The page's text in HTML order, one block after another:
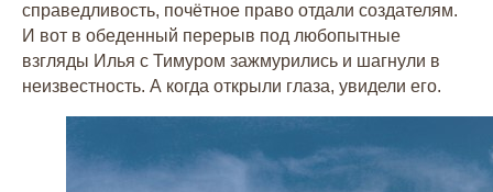
справедливость, почётное право отдали создателям.
И вот в обеденный перерыв под любопытные
взгляды Илья с Тимуром зажмурились и шагнули в
неизвестность. А когда открыли глаза, увидели его.